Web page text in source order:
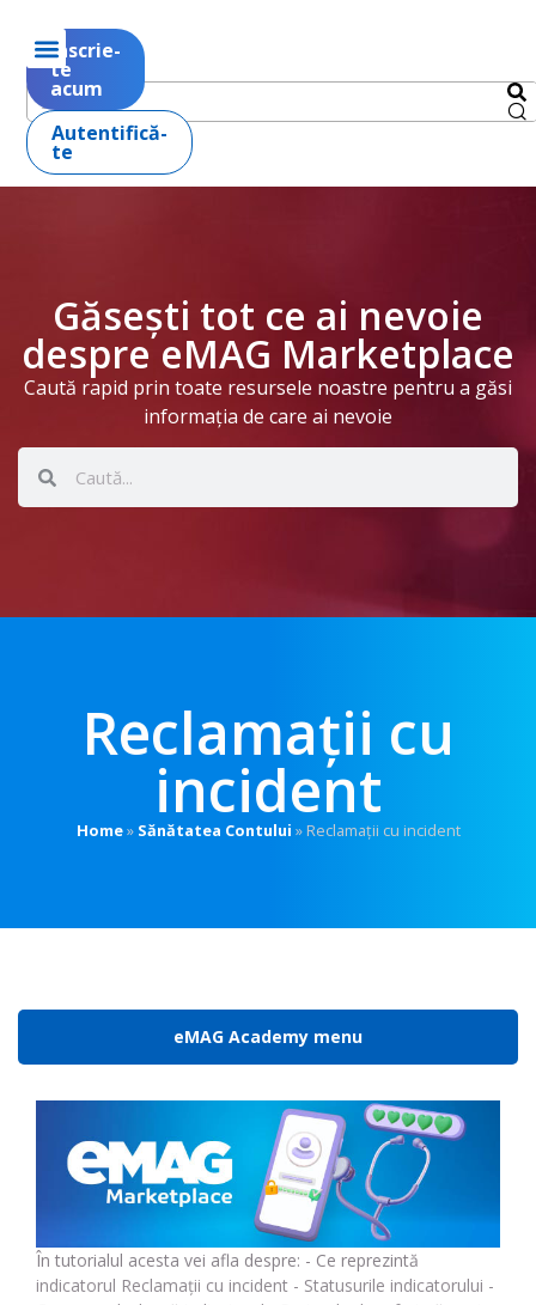
Înscrie-
te
acum
Autentifică-
te
Găsești tot ce ai nevoie
despre eMAG Marketplace
Caută rapid prin toate resursele noastre pentru a găsi
informația de care ai nevoie
Reclamații cu
incident
Home» Sănătatea Contului »Reclamații cu incident
eMAG Academy menu
În tutorialul acesta vei afla despre: - Ce reprezintă
indicatorul Reclamații cu incident - Statusurile indicatorului -